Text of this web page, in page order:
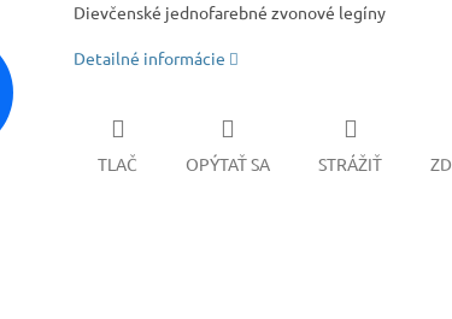
Dievčenské jednofarebné zvonové legíny
Detailné informácie
TLAČ OPÝTAŤ SA STRÁŽIŤ